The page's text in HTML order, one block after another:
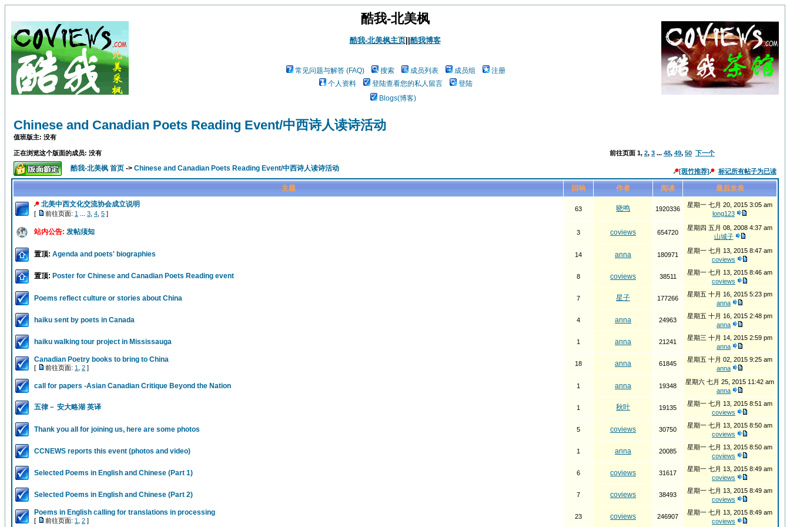
酷我-北美枫
酷我-北美枫主页|| 酷我博客
常见问题与解答 (FAQ) 搜索 成员列表 成员组
注册
个人资料
登陆查看您的私人留言
登陆
Blogs(博客)
Chinese and Canadian Poets Reading Event/中西诗人读诗活动
值班版主: 没有
正在浏览这个版面的成员: 没有 前往页面 1, 2, 3 ... 48, 49, 50 下一个
酷我-北美枫 首页 -> Chinese and Canadian Poets Reading Event/中西诗人读诗活动 [斑竹推荐] 标记所有帖子为已读
主题 回响 作者 阅读
最后发表
北美中西文化交流协会成立说明
[ 前往页面: 1 3 4 5 ]
63 晓鸣 1920336
星期一 七月 20, 2015 3:05 am
long123
站内公告: 发帖须知 3 coviews 654720
星期四 五月 08, 2008 4:37 am
山城子
置顶: Agenda and poets' biographies 14 anna 180971
星期一 七月 13, 2015 8:47 am
coviews
置顶: Poster for Chinese and Canadian Poets Reading event 8 coviews 38511
星期一 七月 13, 2015 8:46 am
coviews
Poems reflect culture or stories about China 7 星子 177266
星期五 十月 16, 2015 5:23 pm
anna
haiku sent by poets in Canada 4 anna 24963
星期五 十月 16, 2015 2:48 pm
anna
haiku walking tour project in Mississauga 1 anna 21241
星期三 十月 14, 2015 2:59 pm
anna
Canadian Poetry books to bring to China
[ 前往页面: 1 2 ]
18 anna 61845
星期五 十月 02, 2015 9:25 am
anna
call for papers -Asian Canadian Critique Beyond the Nation 1 anna 19348
星期六 七月 25, 2015 11:42 am
anna
五律－ 安大略湖 英译 1 秋叶 19135
星期一 七月 13, 2015 8:51 am
coviews
Thank you all for joining us, here are some photos 5 coviews 30750
星期一 七月 13, 2015 8:50 am
coviews
CCNEWS reports this event (photos and video) 1 anna 20085
星期一 七月 13, 2015 8:50 am
coviews
Selected Poems in English and Chinese (Part 1) 6 coviews 31617
星期一 七月 13, 2015 8:49 am
coviews
Selected Poems in English and Chinese (Part 2) 7 coviews 38493
星期一 七月 13, 2015 8:49 am
coviews
Poems in English calling for translations in processing
[ 前往页面: 1 2 ]
23 coviews 246907
星期一 七月 13, 2015 8:49 am
coviews